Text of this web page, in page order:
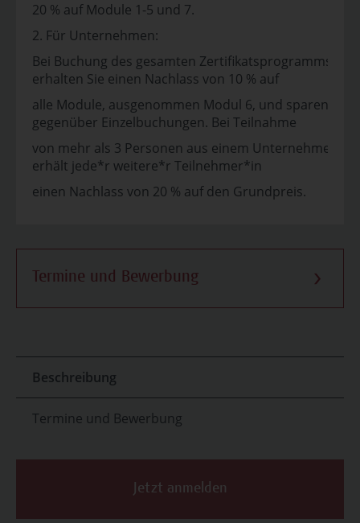
20 % auf Module 1-5 und 7.
2. Für Unternehmen:
Bei Buchung des gesamten Zertifikatsprogramms
erhalten Sie einen Nachlass von 10 % auf
alle Module, ausgenommen Modul 6, und sparen
gegenüber Einzelbuchungen. Bei Teilnahme
von mehr als 3 Personen aus einem Unternehmen
erhält jede*r weitere*r Teilnehmer*in
einen Nachlass von 20 % auf den Grundpreis.
Termine und Bewerbung
Beschreibung
Termine und Bewerbung
Jetzt anmelden